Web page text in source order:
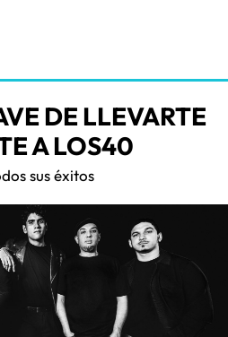
DE LLEVARTE
A LOS40
sus éxitos